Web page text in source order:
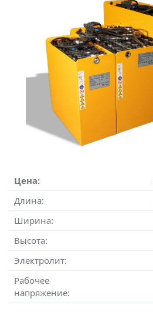
Цена:
Длина:
Ширина:
Высота:
Электролит:
Рабочее
напряжение: